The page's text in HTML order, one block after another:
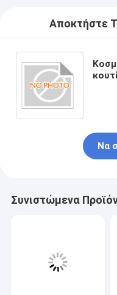
Αποκτήστε
Να
Συνιστώμενα